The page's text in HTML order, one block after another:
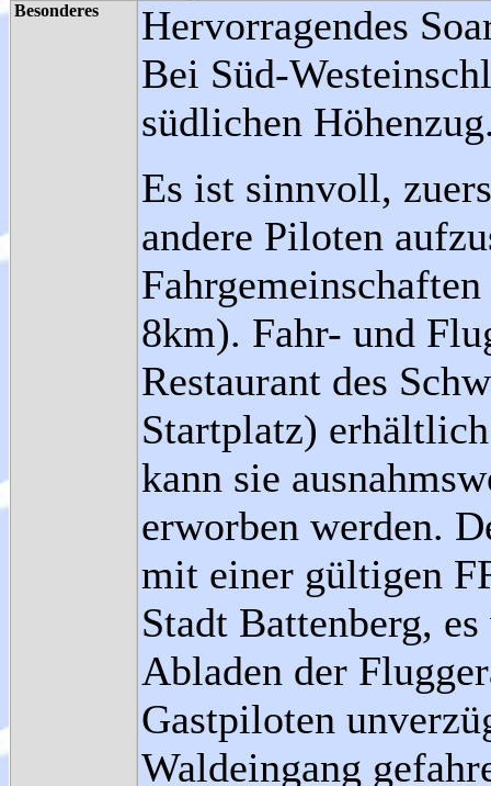
Besonderes
Hervorragendes
Bei Süd-
südlichen
Es ist sinnvoll,
andere Piloten
8km). Fahr- und
Restaurant des
Startplatz)
kann sie
erworben werden.
mit einer gültigen
Stadt Battenberg,
Abladen der
Gastpiloten
Waldeingang